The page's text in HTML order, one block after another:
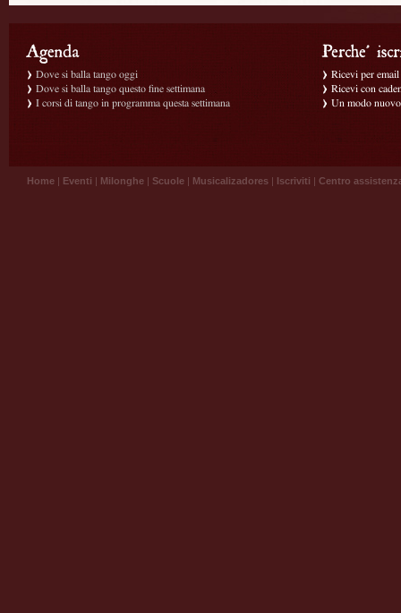
Dove si balla tango oggi
Dove si balla tango questo fine settimana
I corsi di tango in programma questa settimana
Ricevi per
Ricevi con
Un modo
Home | Eventi | Milonghe | Scuole | Musicalizadores | Iscriviti | Centro